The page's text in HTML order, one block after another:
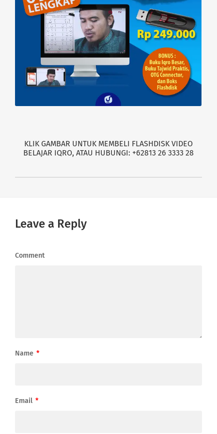
KLIK GAMBAR UNTUK MEMBELI FLASHDISK VIDEO
BELAJAR IQRO, ATAU HUBUNGI: +62813 26 3333 28
Leave a Reply
Comment
Name *
Email *